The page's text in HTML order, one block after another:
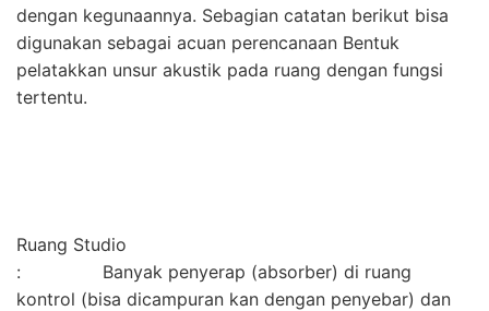
dengan kegunaannya. Sebagian catatan berikut bisa
digunakan sebagai acuan perencanaan Bentuk
pelatakkan unsur akustik pada ruang dengan fungsi
tertentu.
Ruang Studio
: Banyak penyerap (absorber) di ruang
kontrol (bisa dicampuran kan dengan penyebar) dan